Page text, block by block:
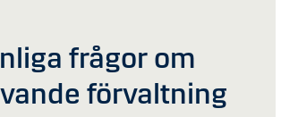
frågor om
förvaltning